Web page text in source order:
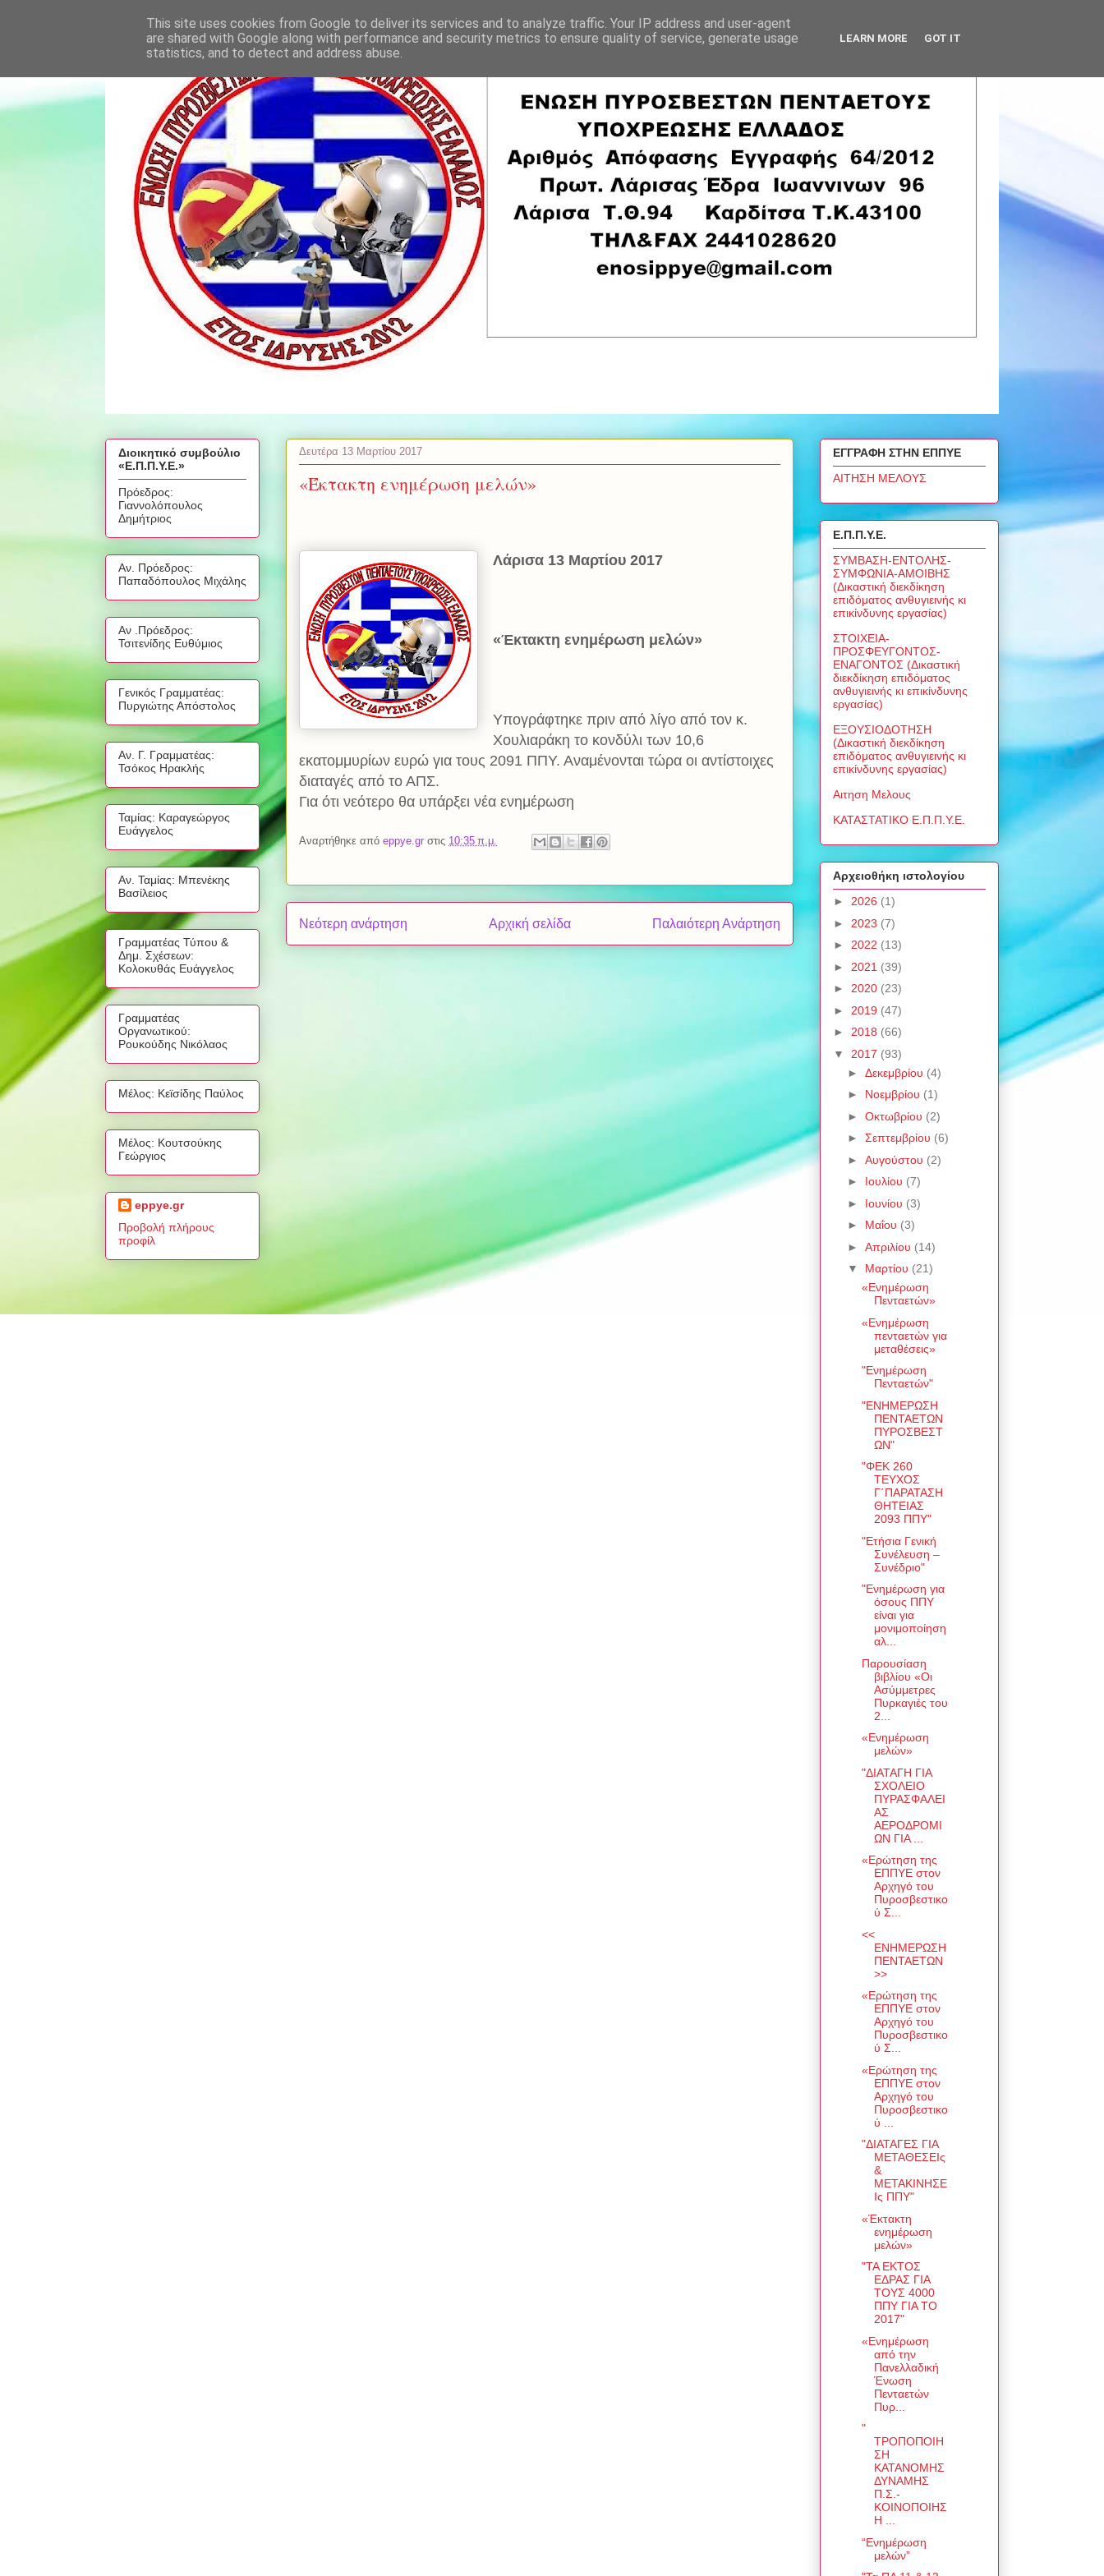
Δευτέρα 13 Μαρτίου 2017
«Έκτακτη ενημέρωση μελών»
Λάρισα 13 Μαρτίου 2017
«Έκτακτη ενημέρωση μελών»
Υπογράφτηκε πριν από λίγο από τον κ.
Χουλιαράκη το κονδύλι των 10,6
εκατομμυρίων ευρώ για τους 2091 ΠΠΥ. Αναμένονται τώρα οι αντίστοιχες
διαταγές από το ΑΠΣ.
Για ότι νεότερο θα υπάρξει νέα ενημέρωση
Αναρτήθηκε από eppye.gr στις 10:35 π.μ.
Νεότερη ανάρτηση Παλαιότερη Ανάρτηση
Αρχική σελίδα
Διοικητικό συμβούλιο
«Ε.Π.Π.Υ.Ε.»
Πρόεδρος:
Γιαννολόπουλος
Δημήτριος
Αν. Πρόεδρος:
Παπαδόπουλος Μιχάλης
Αν .Πρόεδρος:
Τσιτενίδης Ευθύμιος
Γενικός Γραμματέας:
Πυργιώτης Απόστολος
Αν. Γ. Γραμματέας:
Τσόκος Ηρακλής
Ταμίας: Καραγεώργος
Ευάγγελος
Αν. Ταμίας: Μπενέκης
Βασίλειος
Γραμματέας Τύπου &
Δημ. Σχέσεων:
Κολοκυθάς Ευάγγελος
Γραμματέας
Οργανωτικού:
Ρουκούδης Νικόλαος
Μέλος: Κεϊσίδης Παύλος
Μέλος: Κουτσούκης
Γεώργιος
eppye.gr
Προβολή πλήρους
προφίλ
ΕΓΓΡΑΦΗ ΣΤΗΝ ΕΠΠΥΕ
ΑΙΤΗΣΗ ΜΕΛΟΥΣ
Ε.Π.Π.Υ.Ε.
ΣΥΜΒΑΣΗ-ΕΝΤΟΛΗΣ-
ΣΥΜΦΩΝΙΑ-ΑΜΟΙΒΗΣ
(Δικαστική διεκδίκηση
επιδόματος ανθυγιεινής κι
επικίνδυνης εργασίας)
ΣΤΟΙΧΕΙΑ-
ΠΡΟΣΦΕΥΓΟΝΤΟΣ-
ΕΝΑΓΟΝΤΟΣ (Δικαστική
διεκδίκηση επιδόματος
ανθυγιεινής κι επικίνδυνης
εργασίας)
ΕΞΟΥΣΙΟΔΟΤΗΣΗ
(Δικαστική διεκδίκηση
επιδόματος ανθυγιεινής κι
επικίνδυνης εργασίας)
Αιτηση Μελους
ΚΑΤΑΣΤΑΤΙΚΟ Ε.Π.Π.Υ.Ε.
Αρχειοθήκη ιστολογίου
► 2026 (1)
► 2023 (7)
► 2022 (13)
► 2021 (39)
► 2020 (23)
► 2019 (47)
► 2018 (66)
▼ 2017 (93)
► Δεκεμβρίου (4)
► Νοεμβρίου (1)
► Οκτωβρίου (2)
► Σεπτεμβρίου (6)
► Αυγούστου (2)
► Ιουλίου (7)
► Ιουνίου (3)
► Μαΐου (3)
► Απριλίου (14)
▼ Μαρτίου (21)
«Ενημέρωση
Πενταετών»
«Ενημέρωση
πενταετών για
μεταθέσεις»
"Ενημέρωση
Πενταετών"
"ΕΝΗΜΕΡΩΣΗ
ΠΕΝΤΑΕΤΩΝ
ΠΥΡΟΣΒΕΣΤ
ΩΝ"
"ΦΕΚ 260
ΤΕΥΧΟΣ
Γ΄ΠΑΡΑΤΑΣΗ
ΘΗΤΕΙΑΣ
2093 ΠΠΥ"
"Ετήσια Γενική
Συνέλευση –
Συνέδριο"
"Ενημέρωση για
όσους ΠΠΥ
είναι για
μονιμοποίηση
αλ...
Παρουσίαση
βιβλίου «Οι
Ασύμμετρες
Πυρκαγιές του
2...
«Ενημέρωση
μελών»
"ΔΙΑΤΑΓΗ ΓΙΑ
ΣΧΟΛΕΙΟ
ΠΥΡΑΣΦΑΛΕΙ
ΑΣ
ΑΕΡΟΔΡΟΜΙ
ΩΝ ΓΙΑ ...
«Ερώτηση της
ΕΠΠΥΕ στον
Αρχηγό του
Πυροσβεστικο
ύ Σ...
<<
ΕΝΗΜΕΡΩΣΗ
ΠΕΝΤΑΕΤΩΝ
>>
«Ερώτηση της
ΕΠΠΥΕ στον
Αρχηγό του
Πυροσβεστικο
ύ Σ...
«Ερώτηση της
ΕΠΠΥΕ στον
Αρχηγό του
Πυροσβεστικο
ύ ...
"ΔΙΑΤΑΓΕΣ ΓΙΑ
ΜΕΤΑΘΕΣΕΙς
&
ΜΕΤΑΚΙΝΗΣΕ
Ις ΠΠΥ"
«Έκτακτη
ενημέρωση
μελών»
"ΤΑ ΕΚΤΟΣ
ΕΔΡΑΣ ΓΙΑ
ΤΟΥΣ 4000
ΠΠΥ ΓΙΑ ΤΟ
2017"
«Ενημέρωση
από την
Πανελλαδική
Ένωση
Πενταετών
Πυρ...
"
ΤΡΟΠΟΠΟΙΗ
ΣΗ
ΚΑΤΑΝΟΜΗΣ
ΔΥΝΑΜΗΣ
Π.Σ.-
ΚΟΙΝΟΠΟΙΗΣ
Η ...
“Ενημέρωση
μελών”
This site uses cookies from Google to deliver its services and to analyze traffic. Your IP address and user-agent
are shared with Google along with performance and security metrics to ensure quality of service, generate usage
statistics, and to detect and address abuse.
LEARN MORE GOT IT